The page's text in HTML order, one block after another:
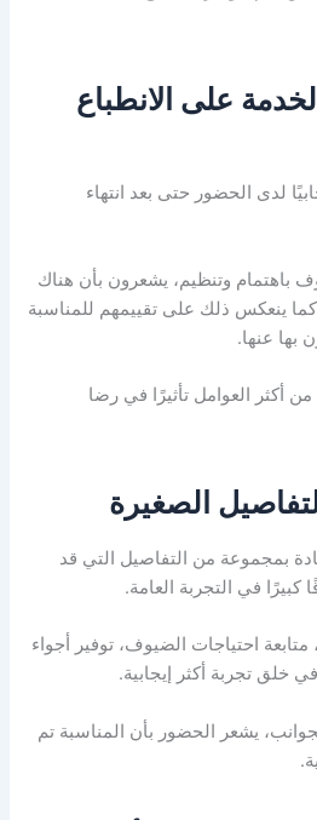
على الانطباع
لدى الحضور حتى بعد انتهاء
باهتمام وتنظيم، يشعرون بأن هناك
ينعكس ذلك على تقييمهم للمناسبة
بها عنها.
أكثر العوامل تأثيرًا في رضا
الصغيرة
بمجموعة من التفاصيل التي قد
كبيرًا في التجربة العامة.
احتياجات الضيوف، توفير أجواء
خلق تجربة أكثر إيجابية.
يشعر الحضور بأن المناسبة تم